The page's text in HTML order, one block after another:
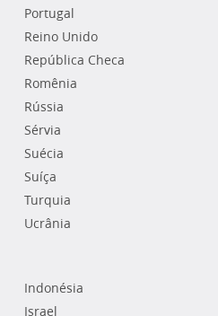
Portugal
Reino Unido
República Checa
Romênia
Rússia
Sérvia
Suécia
Suíça
Turquia
Ucrânia
Indonésia
Israel